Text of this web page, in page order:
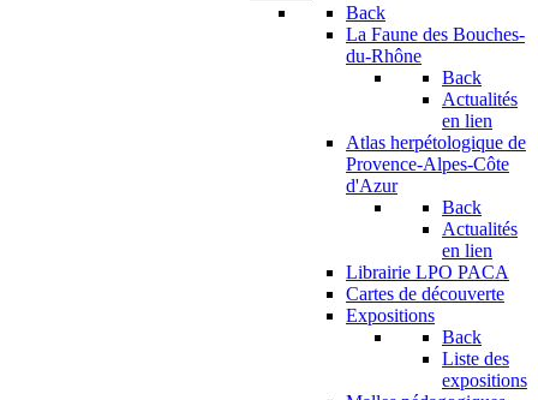
Back
La Faune des Bouches-
du-Rhône
Back
Actualités
en lien
Atlas herpétologique de
Provence-Alpes-Côte
d'Azur
Back
Actualités
en lien
Librairie LPO PACA
Cartes de découverte
Expositions
Back
Liste des
expositions